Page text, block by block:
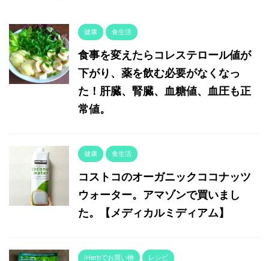
健康 食生活
食事を変えたらコレステロール値が
下がり、薬を飲む必要がなくなっ
た！肝臓、腎臓、血糖値、血圧も正
常値。
健康 食生活
コストコのオーガニックココナッツ
ウォーター。アマゾンで買いまし
た。【メディカルミディアム】
iHerbでお買い物 レシピ